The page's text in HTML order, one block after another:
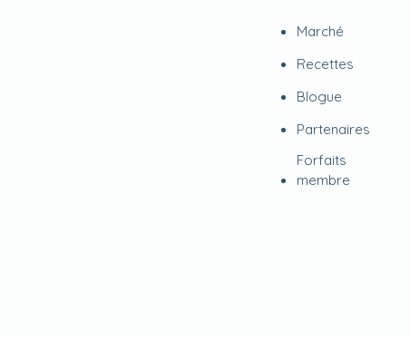
Marché
Recettes
Blogue
Partenaires
Forfaits
membre